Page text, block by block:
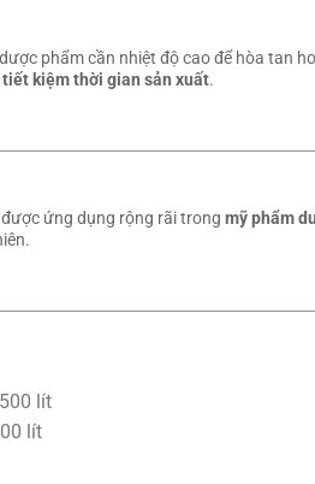
phẩm cần nhiệt độ cao để hòa tan
tiết kiệm thời gian sản xuất.
ứng dụng rộng rãi trongmỹ phẩm
lít